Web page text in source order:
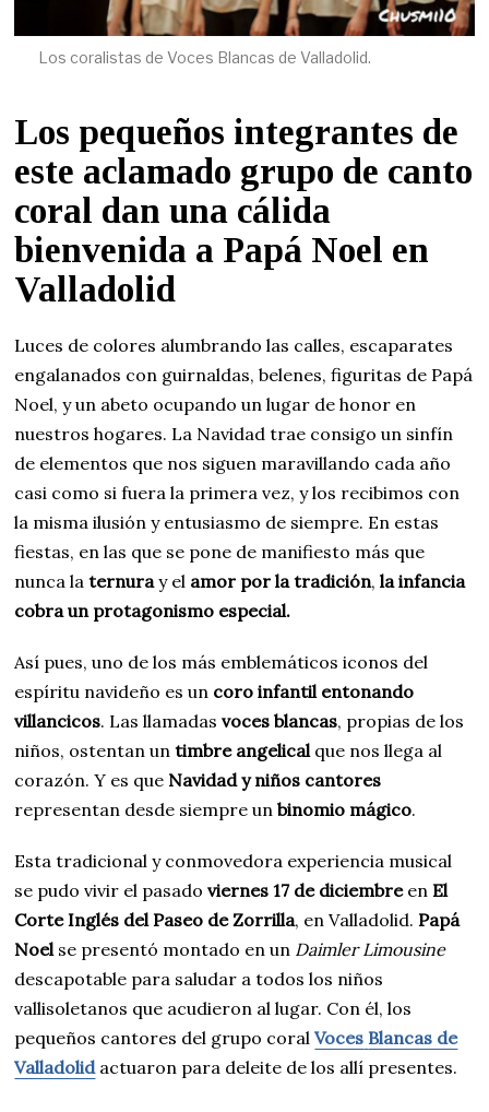
Los coralistas de Voces Blancas de Valladolid.
Los pequeños integrantes de
este aclamado grupo de canto
coral dan una cálida
bienvenida a Papá Noel en
Valladolid
Luces de colores alumbrando las calles, escaparates
engalanados con guirnaldas, belenes, figuritas de Papá
Noel, y un abeto ocupando un lugar de honor en
nuestros hogares. La Navidad trae consigo un sinfín
de elementos que nos siguen maravillando cada año
casi como si fuera la primera vez, y los recibimos con
la misma ilusión y entusiasmo de siempre. En estas
fiestas, en las que se pone de manifiesto más que
nunca laternuray el amor por la tradición,la infancia
cobra un protagonismo especial.
Así pues, uno de los más emblemáticos iconos del
espíritu navideño es un coro infantil entonando
villancicos. Las llamadasvoces blancas, propias de los
niños, ostentan untimbre angelical que nos llega al
corazón. Y es que Navidad y niños cantores
representan desde siempre unbinomio mágico.
Esta tradicional y conmovedora experiencia musical
se pudo vivir el pasadoviernes 17 de diciembreen El
Corte Inglés del Paseo de Zorrilla, en Valladolid. Papá
Noel se presentó montado en un Daimler Limousine
descapotable para saludar a todos los niños
vallisoletanos que acudieron al lugar. Con él, los
pequeños cantores del grupo coralVoces Blancas de
Valladolid actuaron para deleite de los allí presentes.